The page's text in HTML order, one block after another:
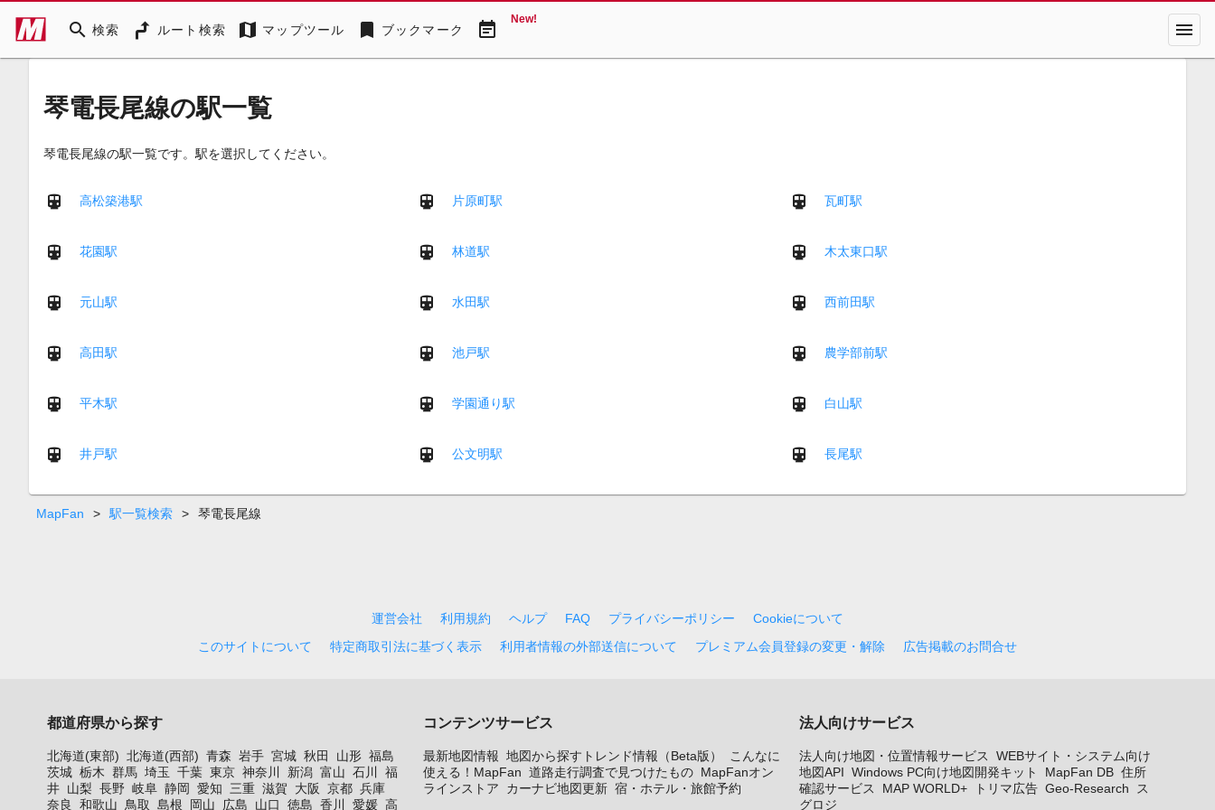
search 検索 ルート検索 map マップツール bookmark ブックマーク event_note New! menu
琴電長尾線の駅一覧
琴電長尾線の駅一覧です。駅を選択してください。
高松築港駅 片原町駅 瓦町駅
花園駅 林道駅 木太東口駅
元山駅 水田駅 西前田駅
高田駅 池戸駅 農学部前駅
平木駅 学園通り駅 白山駅
井戸駅 公文明駅 長尾駅
MapFan > 駅一覧検索 > 琴電長尾線
運営会社 利用規約 ヘルプ FAQ プライバシーポリシー
Cookieについて
このサイトについて
特定商取引法に基づく表示 利用者情報の外部送信について プレミアム会員登録の変更・解除 広告掲載のお問合せ
都道府県から探す
北海道(東部) 北海道(西部) 青森 岩手 宮城 秋田 山形 福島
茨城 栃木 群馬 埼玉 千葉 東京 神奈川 新潟 富山 石川
福
井 山梨 長野 岐阜 静岡 愛知 三重 滋賀 大阪 京都 兵庫
奈良
和歌山 鳥取 島根 岡山 広島 山口 徳島 香川 愛媛 高
コンテンツサービス
最新地図情報 地図から探すトレンド情報（Beta版）
こんなに
使える！MapFan 道路走行調査で見つけたもの MapFanオン
ラインストア
カーナビ地図更新 宿・ホテル・旅館予約
法人向けサービス
法人向け地図・位置情報サービス
WEBサイト・システム向け
地図API Windows PC向け地図開発キット MapFan DB 住所
確認サービス
MAP WORLD+ トリマ広告 Geo-Research
ス
グロジ